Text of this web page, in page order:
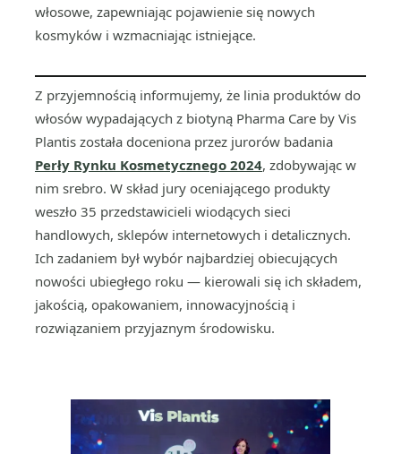
włosowe, zapewniając pojawienie się nowych
kosmyków i wzmacniając istniejące.
Z przyjemnością informujemy, że linia produktów do
włosów wypadających z biotyną Pharma Care by Vis
Plantis została doceniona przez jurorów badania
Perły Rynku Kosmetycznego 2024, zdobywając w
nim srebro. W skład jury oceniającego produkty
weszło 35 przedstawicieli wiodących sieci
handlowych, sklepów internetowych i detalicznych.
Ich zadaniem był wybór najbardziej obiecujących
nowości ubiegłego roku — kierowali się ich składem,
jakością, opakowaniem, innowacyjnością i
rozwiązaniem przyjaznym środowisku.